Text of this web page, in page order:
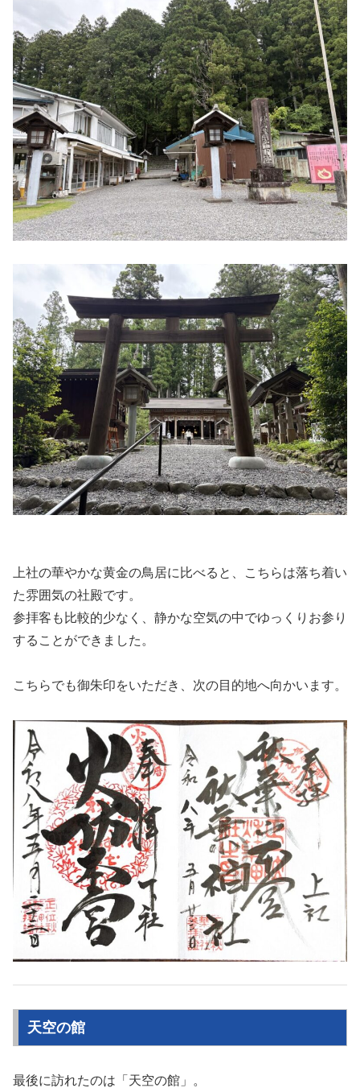
上社の華やかな黄金の鳥居に比べると、こちらは落ち着い
た雰囲気の社殿です。
参拝客も比較的少なく、静かな空気の中でゆっくりお参り
することができました。
こちらでも御朱印をいただき、次の目的地へ向かいます。
天空の館
最後に訪れたのは「天空の館」。